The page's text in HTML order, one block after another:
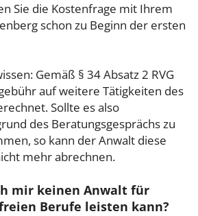
Sie die Kostenfrage mit Ihrem
schon zu Beginn der ersten
Gemäß § 34 Absatz 2 RVG
auf weitere Tätigkeiten des
Sollte es also
des Beratungsgesprächs zu
so kann der Anwalt diese
mehr abrechnen.
mir keinen Anwalt für
Berufe leisten kann?